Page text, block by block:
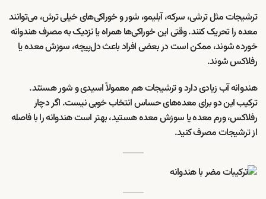
ترشیجات مثل ترشی، سرکه، آبلیمو، شور و خوراکی‌های خیلی ترش، می‌توانند
معده را تحریک کنند. وقتی این خوراکی‌ها همراه یا نزدیک به مصرف هندوانه
خورده شوند، ممکن است در بعضی افراد باعث دل‌پیچه، سوزش معده یا
رفلاکس شوند.
هندوانه آب زیادی دارد و ترشیجات هم معمولاً اسیدی و شور هستند.
ترکیب این دو برای معده‌های حساس انتخاب خوبی نیست. اگر دچار
رفلاکس، ورم معده یا سوزش معده هستید، بهتر است هندوانه را با فاصله
از ترشیجات مصرف کنید.